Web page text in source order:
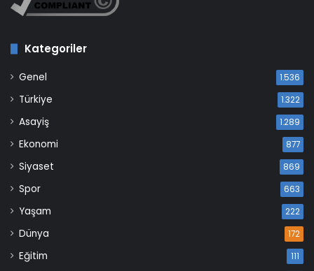
Kategoriler
Genel 1.536
Türkiye 1.322
Asayiş 1.289
Ekonomi 877
Siyaset 869
Spor 663
Yaşam 222
Dünya 172
Eğitim 111